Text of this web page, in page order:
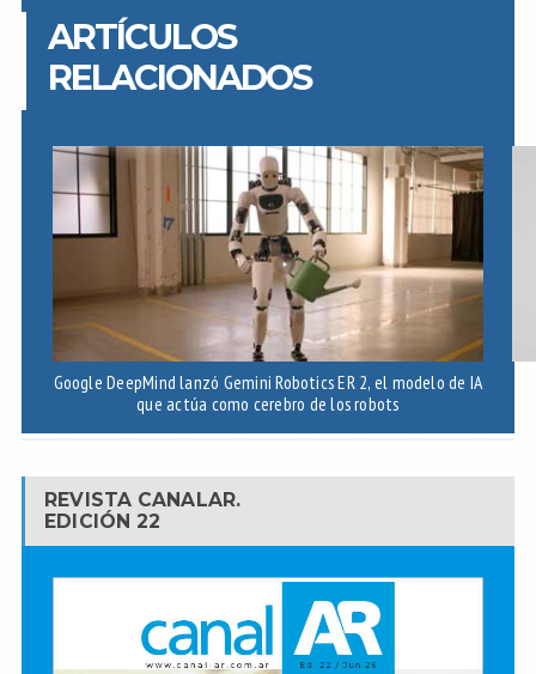
ARTÍCULOS
RELACIONADOS
Google DeepMind lanzó Gemini Robotics ER 2, el modelo de IA
que actúa como cerebro de los robots
REVISTA CANALAR.
EDICIÓN 22